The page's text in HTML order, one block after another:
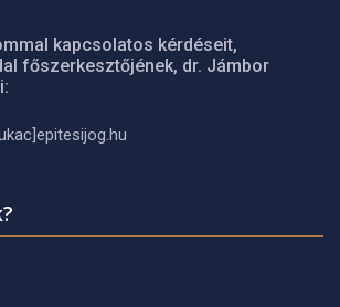
kapcsolatos kérdéseit,
főszerkesztőjének, dr. Jámbor